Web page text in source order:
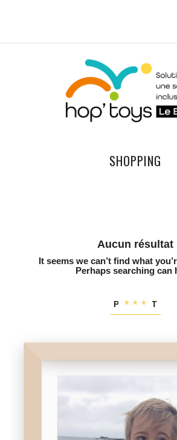
SHOPPING
Aucun résultat
It seems we can’t find what
Perhaps searching can
PORTRAIT